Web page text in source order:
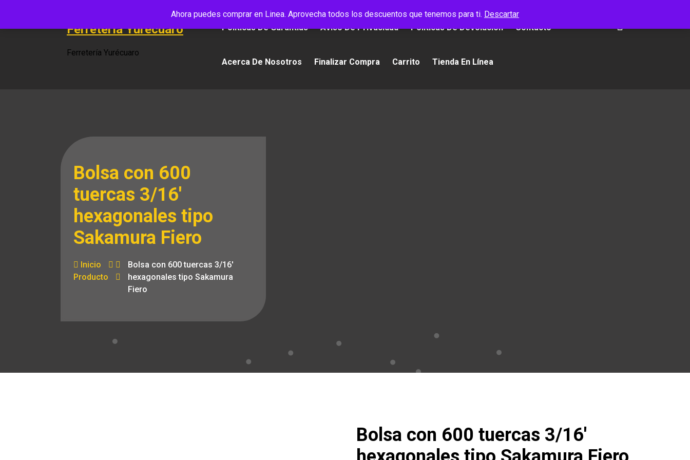
Ahora puedes comprar en Linea. Aprovecha todos los descuentos que tenemos para ti. Descartar
contenido
Ferretería Yurécuaro
Ferretería Yurécuaro
Políticas De Garantías Aviso De Privacidad Políticas De Devolución Contacto
Acerca De Nosotros Finalizar Compra Carrito Tienda En Línea
Bolsa con 600
tuercas 3/16′
hexagonales tipo
Sakamura Fiero
Inicio
Producto
Bolsa con 600 tuercas 3/16′
hexagonales tipo Sakamura
Fiero
Bolsa con 600 tuercas 3/16′